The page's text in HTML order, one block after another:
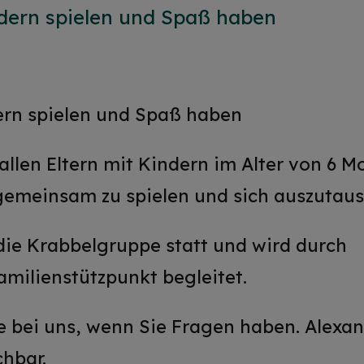
spielen und Spaß haben
spielen und Spaß haben
Eltern mit Kindern im Alter von 6
zu spielen und sich
Krabbelgruppe statt und wird durch
begleitet.
uns, wenn Sie Fragen haben.